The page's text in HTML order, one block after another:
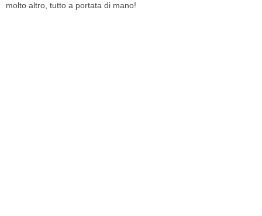
molto altro, tutto a portata di mano!